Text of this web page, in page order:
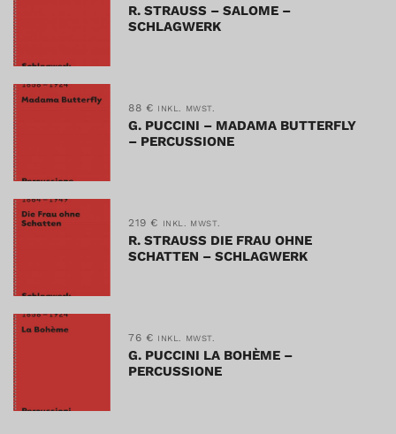
R. STRAUSS – SALOME –
SCHLAGWERK
88 € INKL. MWST.
G. PUCCINI – MADAMA BUTTERFLY
– PERCUSSIONE
219 € INKL. MWST.
R. STRAUSS DIE FRAU OHNE
SCHATTEN – SCHLAGWERK
76 € INKL. MWST.
G. PUCCINI LA BOHÈME –
PERCUSSIONE